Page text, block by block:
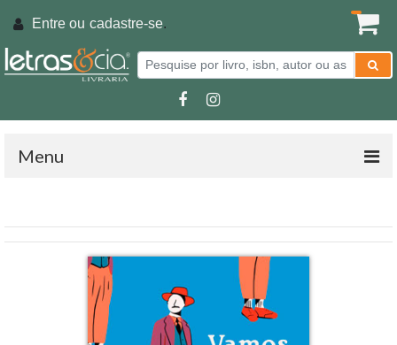
Entre ou cadastre-se.
Menu